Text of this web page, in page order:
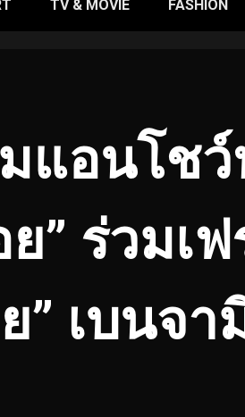
TV & MOVIE FASHION
แอนโช
” ร่วมเ
ย” เบนจ